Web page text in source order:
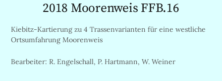
2018 Moorenweis FFB.16
Kiebitz-Kartierung zu 4 Trassenvarianten für eine westliche
Ortsumfahrung Moorenweis
Bearbeiter: R. Engelschall, P. Hartmann, W. Weiner